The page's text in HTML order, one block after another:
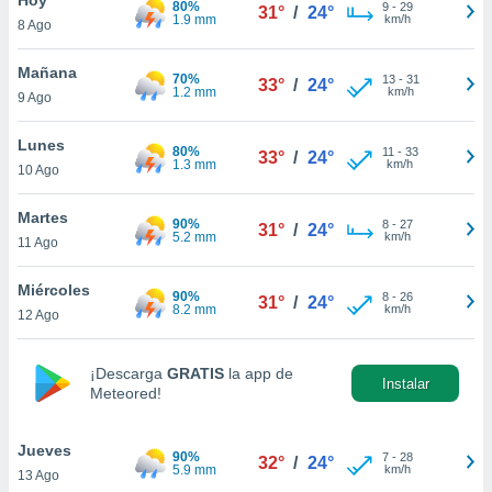
y
en
más
de
cookies
aceptar
8 Ago
80%
1.9 mm
31° / 24° 9- 29
km/h
Mañana
9 Ago
70%
1.2 mm
33° / 24° 13- 31
km/h
Lunes
10 Ago
80%
1.3 mm
33° / 24° 11 - 33
km/h
Martes
11 Ago
90%
5.2 mm
31° / 24° 8- 27
km/h
Miércoles
12 Ago
90%
8.2 mm
31° / 24° 8- 26
km/h
¡Descarga GRATIS la app de
Meteored!
Instalar
Jueves
13 Ago
90%
5.9 mm
32° / 24° 7- 28
km/h